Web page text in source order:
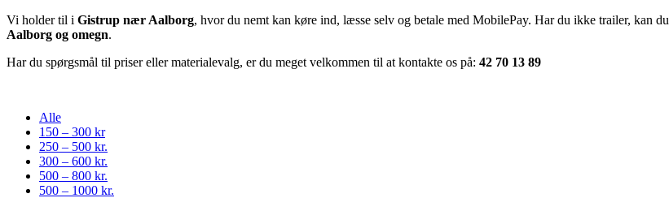
Vi holder til i Gistrup nær Aalborg, hvor du nemt kan køre ind, læsse selv og betale med MobilePay. Har du ikke trailer, kan du
Aalborg og omegn.
Har du spørgsmål til priser eller materialevalg, er du meget velkommen til at kontakte os på: 42 70 13 89
Alle
150 – 300 kr
250 – 500 kr.
300 – 600 kr.
500 – 800 kr.
500 – 1000 kr.